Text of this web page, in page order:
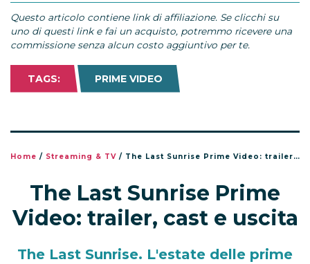
Questo articolo contiene link di affiliazione. Se clicchi su
uno di questi link e fai un acquisto, potremmo ricevere una
commissione senza alcun costo aggiuntivo per te.
TAGS: PRIME VIDEO
Home / Streaming & TV / The Last Sunrise Prime Video: trailer, cast e uscita
The Last Sunrise Prime
Video: trailer, cast e uscita
The Last Sunrise. L'estate delle prime